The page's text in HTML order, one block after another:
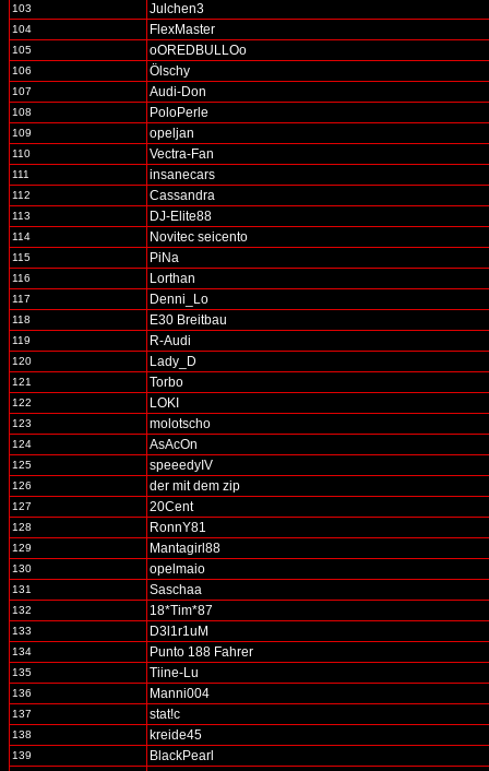
103 Julchen3
104 FlexMaster
105 oOREDBULLOo
106 Ölschy
107 Audi-Don
108 PoloPerle
109 opeljan
110 Vectra-Fan
111 insanecars
112 Cassandra
113 DJ-Elite88
114 Novitec seicento
115 PiNa
116 Lorthan
117 Denni_Lo
118 E30 Breitbau
119 R-Audi
120 Lady_D
121 Torbo
122 LOKI
123 molotscho
124 AsAcOn
125 speeedyIV
126 der mit dem zip
127 20Cent
128 RonnY81
129 Mantagirl88
130 opelmaio
131 Saschaa
132 18*Tim*87
133 D3l1r1uM
134 Punto 188 Fahrer
135 Tiine-Lu
136 Manni004
137 stat!c
138 kreide45
139 BlackPearl